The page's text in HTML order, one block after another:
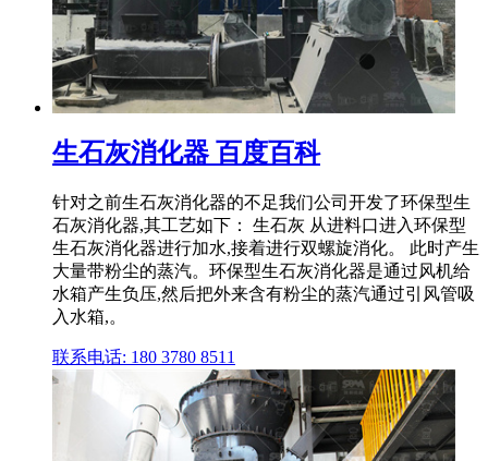
生石灰消化器 百度百科
针对之前生石灰消化器的不足我们公司开发了环保型生
石灰消化器,其工艺如下： 生石灰 从进料口进入环保型
生石灰消化器进行加水,接着进行双螺旋消化。 此时产生
大量带粉尘的蒸汽。环保型生石灰消化器是通过风机给
水箱产生负压,然后把外来含有粉尘的蒸汽通过引风管吸
入水箱,。
联系电话: 180 3780 8511